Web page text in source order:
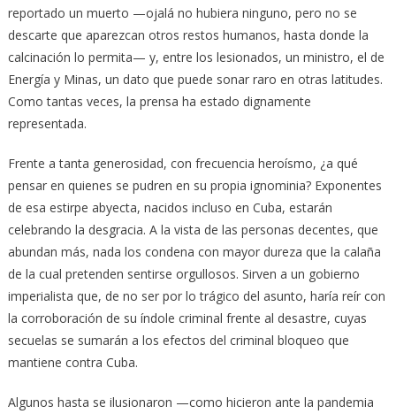
reportado un muerto —ojalá no hubiera ninguno, pero no se
descarte que aparezcan otros restos humanos, hasta donde la
calcinación lo permita— y, entre los lesionados, un ministro, el de
Energía y Minas, un dato que puede sonar raro en otras latitudes.
Como tantas veces, la prensa ha estado dignamente
representada.
Frente a tanta generosidad, con frecuencia heroísmo, ¿a qué
pensar en quienes se pudren en su propia ignominia? Exponentes
de esa estirpe abyecta, nacidos incluso en Cuba, estarán
celebrando la desgracia. A la vista de las personas decentes, que
abundan más, nada los condena con mayor dureza que la calaña
de la cual pretenden sentirse orgullosos. Sirven a un gobierno
imperialista que, de no ser por lo trágico del asunto, haría reír con
la corroboración de su índole criminal frente al desastre, cuyas
secuelas se sumarán a los efectos del criminal bloqueo que
mantiene contra Cuba.
Algunos hasta se ilusionaron —como hicieron ante la pandemia